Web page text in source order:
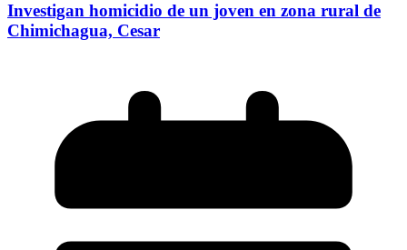
Investigan homicidio de un joven en zona rural de
Chimichagua, Cesar